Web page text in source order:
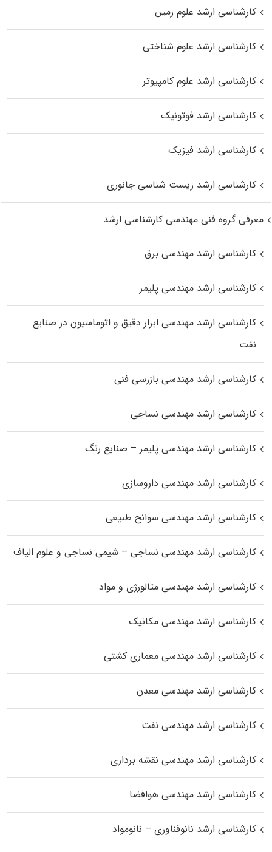
کارشناسی ارشد علوم زمین
کارشناسی ارشد علوم شناختی
کارشناسی ارشد علوم کامپیوتر
کارشناسی ارشد فوتونیک
کارشناسی ارشد فیزیک
کارشناسی ارشد زیست‌ شناسی جانوری
معرفی گروه فنی مهندسی کارشناسی ارشد
کارشناسی ارشد مهندسی برق
کارشناسی ارشد مهندسی پلیمر
کارشناسی ارشد مهندسی ابزار دقیق و اتوماسیون در صنایع
نفت
کارشناسی ارشد مهندسی بازرسی فنی
کارشناسی ارشد مهندسی نساجی
کارشناسی ارشد مهندسی پلیمر – صنایع رنگ
کارشناسی ارشد مهندسی داروسازی
کارشناسی ارشد مهندسی سوانح طبیعی
کارشناسی ارشد مهندسی نساجی – شیمی نساجی و علوم الیاف
کارشناسی ارشد مهندسی متالورژی و مواد
کارشناسی ارشد مهندسی مکانیک
کارشناسی ارشد مهندسی معماری کشتی
کارشناسی ارشد مهندسی معدن
کارشناسی ارشد مهندسی نفت
کارشناسی ارشد مهندسی نقشه برداری
کارشناسی ارشد مهندسی هوافضا
کارشناسی ارشد نانوفناوری – نانومواد